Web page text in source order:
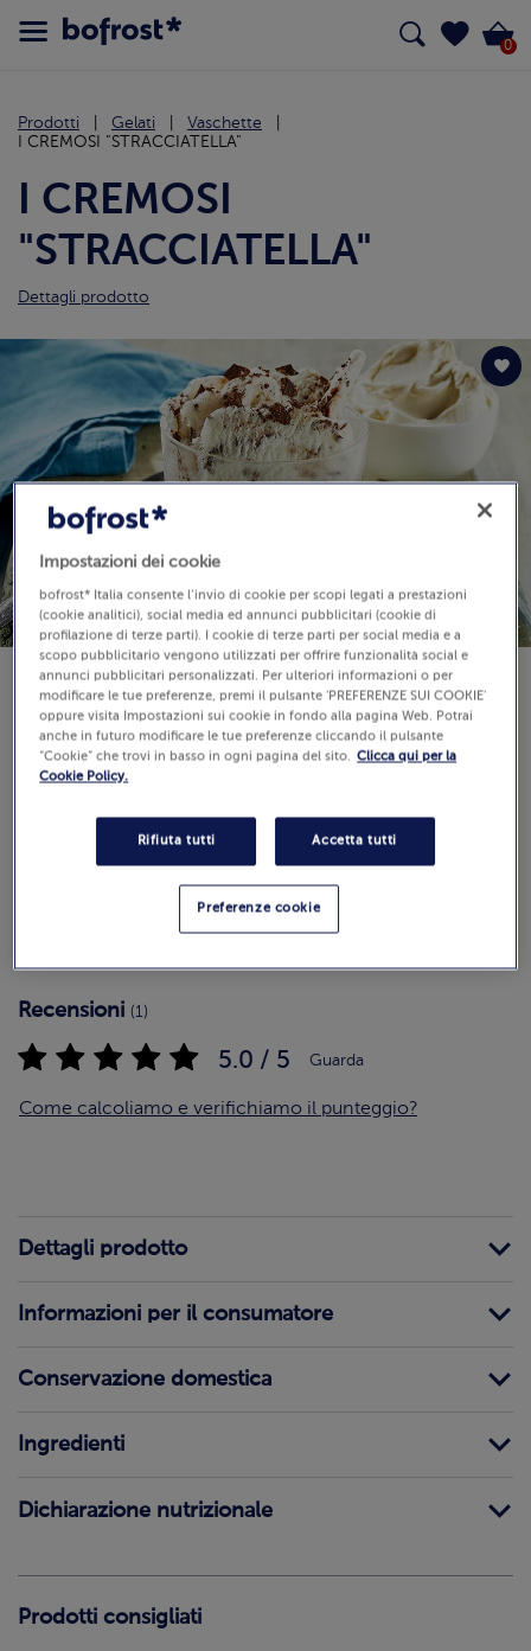
0
Prodotti Gelati
Vaschette
I CREMOSI "STRACCIATELLA"
I CREMOSI
"STRACCIATELLA"
Dettagli prodotto
Disponibilità
€ 9,49
Recensioni (1)
5.0 / 5 Guarda
Come calcoliamo e verifichiamo il punteggio?
Dettagli prodotto
Informazioni per il consumatore
Conservazione domestica
Ingredienti
Dichiarazione nutrizionale
Prodotti consigliati
Impostazioni dei cookie
bofrost* Italia consente l’invio di cookie per scopi legati a prestazioni
(cookie analitici), social media ed annunci pubblicitari (cookie di
profilazione di terze parti). I cookie di terze parti per social media e a
scopo pubblicitario vengono utilizzati per offrire funzionalità social e
annunci pubblicitari personalizzati. Per ulteriori informazioni o per
modificare le tue preferenze, premi il pulsante 'PREFERENZE SUI COOKIE'
oppure visita Impostazioni sui cookie in fondo alla pagina Web. Potrai
anche in futuro modificare le tue preferenze cliccando il pulsante
“Cookie” che trovi in basso in ogni pagina del sito. Clicca qui per la
Cookie Policy.
Rifiuta tutti Accetta tutti
Preferenze cookie